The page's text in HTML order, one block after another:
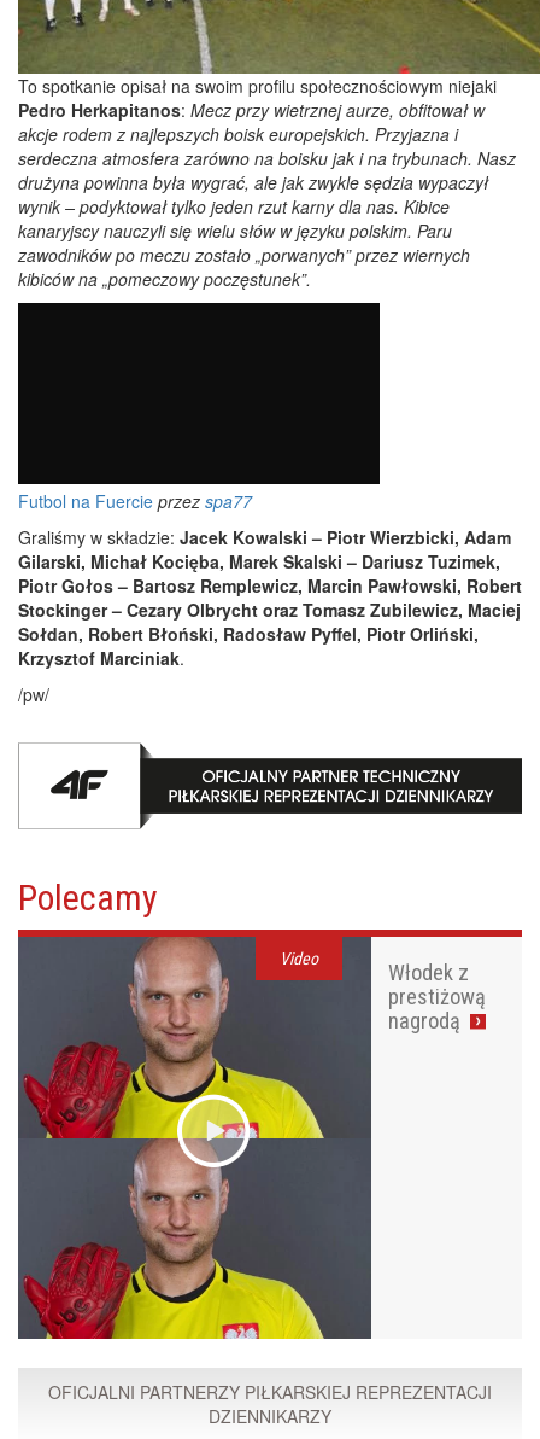
To spotkanie opisał na swoim profilu społecznościowym niejaki
Pedro Herkapitanos: Mecz przy wietrznej aurze, obfitował w
akcje rodem z najlepszych boisk europejskich. Przyjazna i
serdeczna atmosfera zarówno na boisku jak i na trybunach. Nasz
drużyna powinna była wygrać, ale jak zwykle sędzia wypaczył
wynik – podyktował tylko jeden rzut karny dla nas. Kibice
kanaryjscy nauczyli się wielu słów w języku polskim. Paru
zawodników po meczu zostało „porwanych” przez wiernych
kibiców na „pomeczowy poczęstunek”.
Futbol na Fuercie przez spa77
Graliśmy w składzie: Jacek Kowalski – Piotr Wierzbicki, Adam
Gilarski, Michał Kocięba, Marek Skalski – Dariusz Tuzimek,
Piotr Gołos – Bartosz Remplewicz, Marcin Pawłowski, Robert
Stockinger – Cezary Olbrycht oraz Tomasz Zubilewicz, Maciej
Sołdan, Robert Błoński, Radosław Pyffel, Piotr Orliński,
Krzysztof Marciniak.
/pw/
Polecamy
Video
Włodek z
prestiżową
nagrodą
OFICJALNI PARTNERZY PIŁKARSKIEJ REPREZENTACJI
DZIENNIKARZY